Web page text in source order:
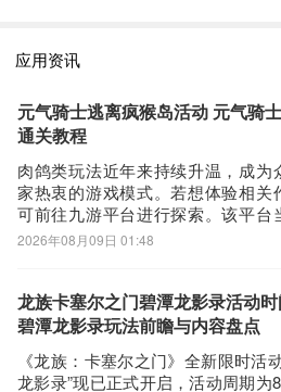
首先，我们手机里要有一个浏览器，
最新防监听大师
第二步：
打开UC浏览器或者自带浏览器，我们
听大师下载安装或者最新防监听大师
可以看到搜索结果罗列出来，里面都是
下载网站，当然推荐大家选择PP助手、
第三步：
选择进入其中一个防监听大师APP下载
部提供了防监听大师的下载链接，有安
应用资讯
元气骑士逃离疯猴岛活动 元气骑
通关教程
肉鸽类玩法近年来持续升温，成为
家热衷的游戏模式。若想体验相关
可前往九游平台进行探索。该平台
供丰厚的手游福利，且为阿里巴巴
士》全新赛季活动“逃离疯猴岛”已
布。作为版本8.5.0上线后同步开启
2026年08月09日 01:48
龙族卡塞尔之门碧潭龙影录活动
碧潭龙影录玩法前瞻与内容盘点
《龙族：卡塞尔之门》全新限时活
龙影录”现已正式开启，活动周期为